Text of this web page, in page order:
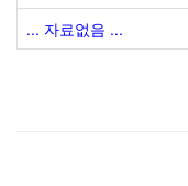
... 자료없음 ...